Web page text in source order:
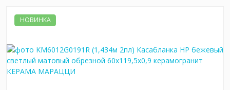
НОВИНКА